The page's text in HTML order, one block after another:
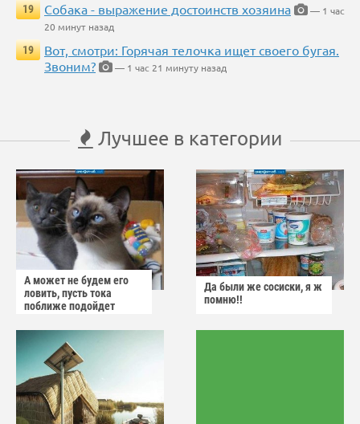
19
Собака - выражение достоинств хозяина
— 1 час
20 минут назад
19
Вот, смотри: Горячая телочка ищет своего бугая.
Звоним?
— 1 час 21 минуту назад
Лучшее в категории
А может не будем его
ловить, пусть тока
поближе подойдет
Да были же сосиски, я ж
помню!!